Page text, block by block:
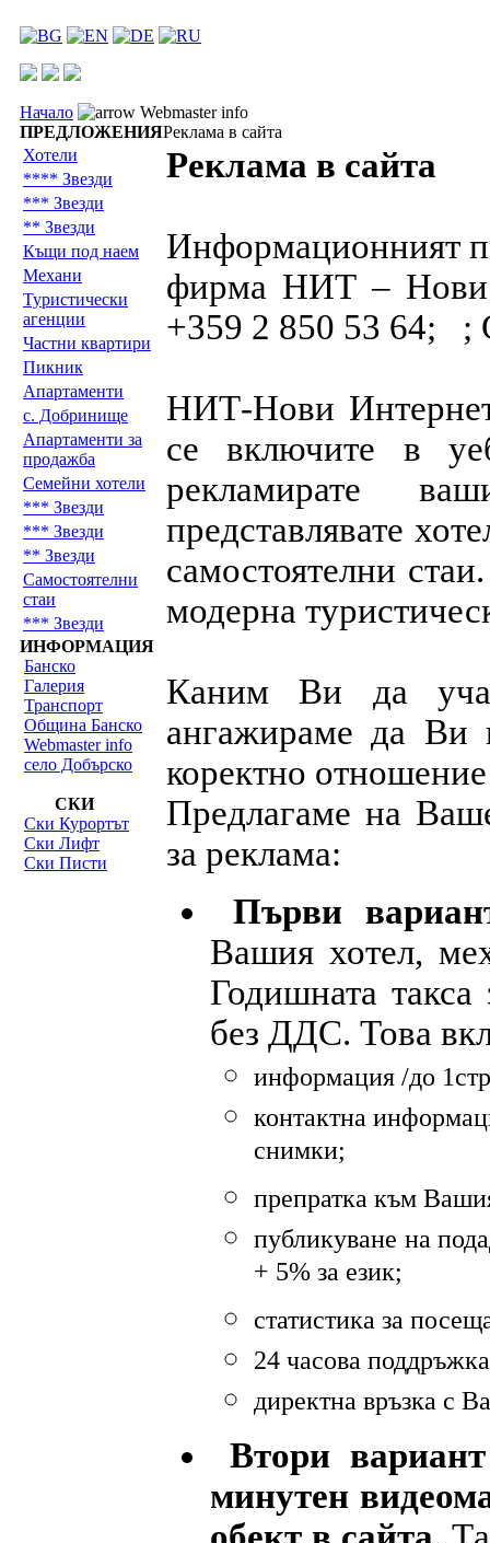
Начало
Webmaster info
ПРЕДЛОЖЕНИЯ
Хотели
**** Звезди
*** Звезди
** Звезди
Къщи под наем
Механи
Туристически
агенции
Частни квартири
Пикник
Апартаменти
с. Добринище
Апартаменти за
продажба
Семейни хотели
*** Звезди
*** Звезди
** Звезди
Самостоятелни
стаи
*** Звезди
ИНФОРМАЦИЯ
Банско
Галерия
Транспорт
Община Банско
Webmaster info
село Добърско
СКИ
Ски Курортът
Ски Лифт
Ски Писти
Реклама в сайта
Реклама в сайта
Информационният
фирма НИТ – Нови
+359 2 850 53 64; ;
НИТ-Нови
се включите в
рекламирате
представлявате
самостоятелни
модерна
Каним Ви да
ангажираме да Ви
коректно
Предлагаме на
за реклама:
Първи
Вашия хотел,
Годишната
без ДДС. Това
информация /до
контактна
снимки;
препратка към
публикуване на
+ 5% за език;
статистика за
24 часова
директна връзка с
Втори
минутен